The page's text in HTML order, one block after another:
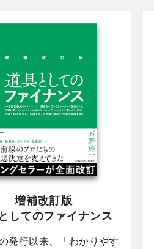
増補改訂版
してのファイナンス
発行以来、「わかりやす